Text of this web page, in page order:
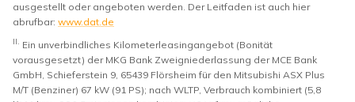
ausgestellt oder angeboten werden. Der Leitfaden ist auch hier
abrufbar: www.dat.de
II. Ein unverbindliches Kilometerleasingangebot (Bonität
vorausgesetzt) der MKG Bank Zweigniederlassung der MCE Bank
GmbH, Schieferstein 9, 65439 Flörsheim für den Mitsubishi ASX Plus
M/T (Benziner) 67 kW (91 PS); nach WLTP, Verbrauch kombiniert (5,8